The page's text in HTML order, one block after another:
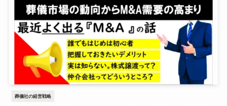
葬儀社の経営戦略